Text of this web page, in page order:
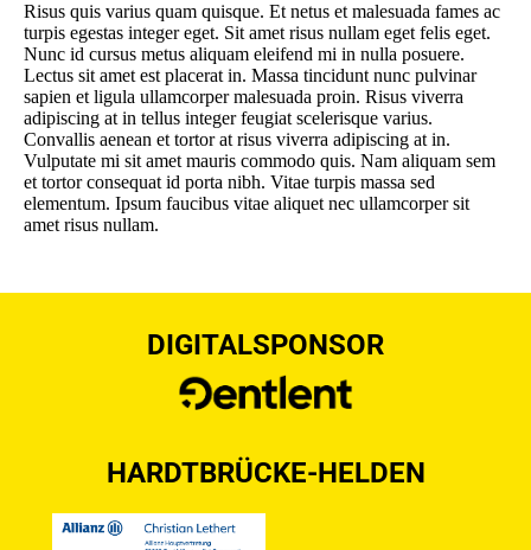
Risus quis varius quam quisque. Et netus et malesuada fames ac
turpis egestas integer eget. Sit amet risus nullam eget felis eget.
Nunc id cursus metus aliquam eleifend mi in nulla posuere.
Lectus sit amet est placerat in. Massa tincidunt nunc pulvinar
sapien et ligula ullamcorper malesuada proin. Risus viverra
adipiscing at in tellus integer feugiat scelerisque varius.
Convallis aenean et tortor at risus viverra adipiscing at in.
Vulputate mi sit amet mauris commodo quis. Nam aliquam sem
et tortor consequat id porta nibh. Vitae turpis massa sed
elementum. Ipsum faucibus vitae aliquet nec ullamcorper sit
amet risus nullam.
DIGITALSPONSOR
HARDTBRÜCKE-HELDEN